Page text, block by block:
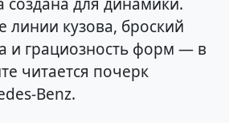
линии кузова, броский
и грациозность форм — в
читается почерк
Benz.